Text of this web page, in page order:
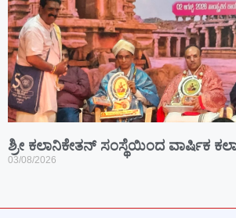
ಶ್ರೀ ಕಲಾನಿಕೇತನ್ ಸಂಸ್ಥೆಯಿಂದ ವಾರ್ಷಿಕ
03/08/2026